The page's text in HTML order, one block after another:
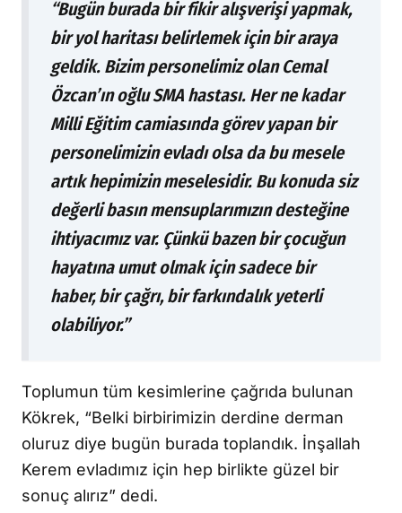
“Bugün burada bir fikir alışverişi yapmak,
bir yol haritası belirlemek için bir araya
geldik. Bizim personelimiz olan Cemal
Özcan’ın oğlu SMA hastası. Her ne kadar
Milli Eğitim camiasında görev yapan bir
personelimizin evladı olsa da bu mesele
artık hepimizin meselesidir. Bu konuda siz
değerli basın mensuplarımızın desteğine
ihtiyacımız var. Çünkü bazen bir çocuğun
hayatına umut olmak için sadece bir
haber, bir çağrı, bir farkındalık yeterli
olabiliyor.”
Toplumun tüm kesimlerine çağrıda bulunan
Kökrek, “Belki birbirimizin derdine derman
oluruz diye bugün burada toplandık. İnşallah
Kerem evladımız için hep birlikte güzel bir
sonuç alırız” dedi.